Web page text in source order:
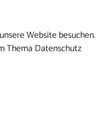
Website besuchen.
Thema Datenschutz